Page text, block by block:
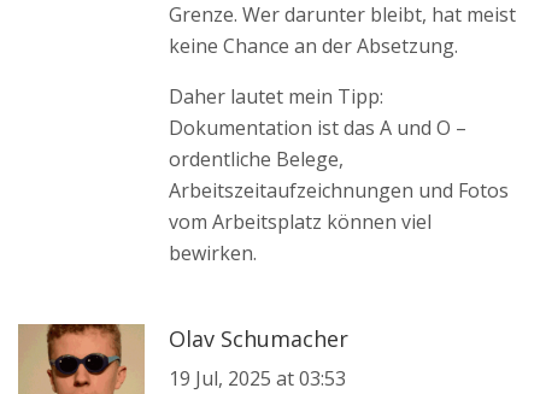
Grenze. Wer darunter bleibt, hat meist
keine Chance an der Absetzung.
Daher lautet mein Tipp:
Dokumentation ist das A und O –
ordentliche Belege,
Arbeitszeitaufzeichnungen und Fotos
vom Arbeitsplatz können viel
bewirken.
Olav Schumacher
19 Jul, 2025 at 03:53